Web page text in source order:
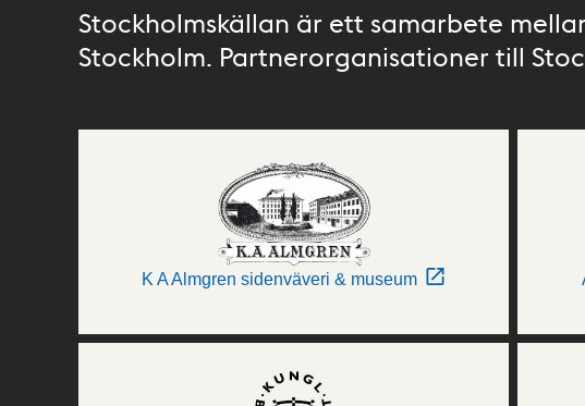
Stockholmskällan är ett samarbete
Stockholm. Partnerorganisationer till
K A Almgren sidenväveri & museum